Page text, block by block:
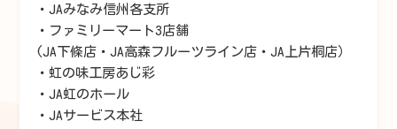
・JAみなみ信州各支所
・ファミリーマート3店舗
(JA下條店・JA高森フルーツライン店・JA上片桐店）
・虹の味工房あじ彩
・JA虹のホール
・JAサービス本社